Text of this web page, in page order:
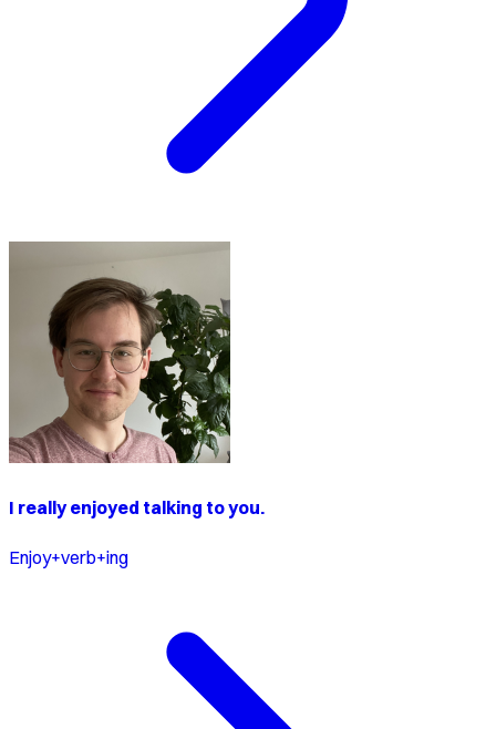
I really enjoyed talking to you.
Enjoy+verb+ing